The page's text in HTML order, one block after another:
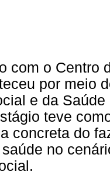
com o Centro
por meio
e da
teve
concreta do
no